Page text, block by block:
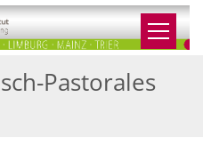
Pastorales